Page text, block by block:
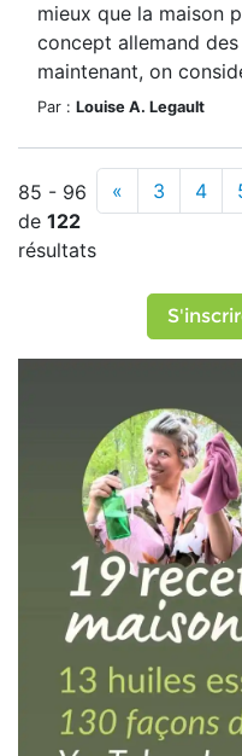
mieux que la maison
concept allemand des
maintenant, on
Par : Louise A. Legault
85 - 96
de 122
résultats
« 3 4